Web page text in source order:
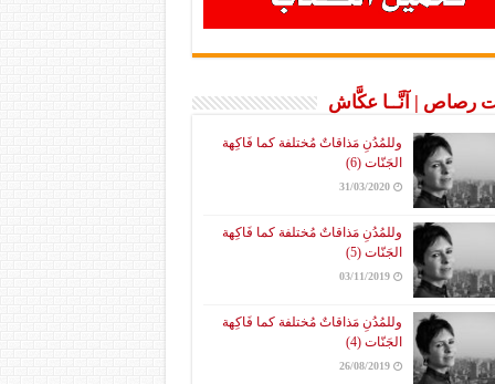
رصاص | آنَّــا عكَّاش
وللمُدُنِ مَذاقاتٌ مُختلفة كما فَاكِهة
الجَنّات (6)
31/03/2020
وللمُدُنِ مَذاقاتٌ مُختلفة كما فَاكِهة
الجَنّات (5)
03/11/2019
وللمُدُنِ مَذاقاتٌ مُختلفة كما فَاكِهة
الجَنّات (4)
26/08/2019